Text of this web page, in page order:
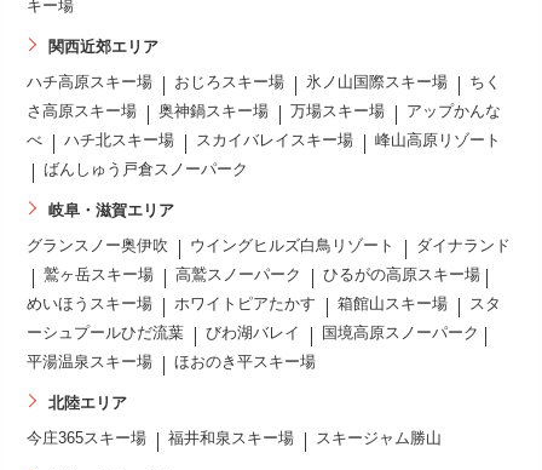
キー場
関西近郊エリア
ハチ高原スキー場 おじろスキー場 氷ノ山国際スキー場
ちく
さ高原スキー場
奥神鍋スキー場 万場スキー場
アップかんな
べ
ハチ北スキー場 スカイバレイスキー場
峰山高原リゾート
ばんしゅう戸倉スノーパーク
岐阜・滋賀エリア
グランスノー奥伊吹 ウイングヒルズ白鳥リゾート
ダイナランド
鷲ヶ岳スキー場
高鷲スノーパーク
ひるがの高原スキー場
めいほうスキー場
ホワイトピアたかす 箱館山スキー場
スタ
ーシュプールひだ流葉
びわ湖バレイ
国境高原スノーパーク
平湯温泉スキー場
ほおのき平スキー場
北陸エリア
今庄365スキー場 福井和泉スキー場 スキージャム勝山